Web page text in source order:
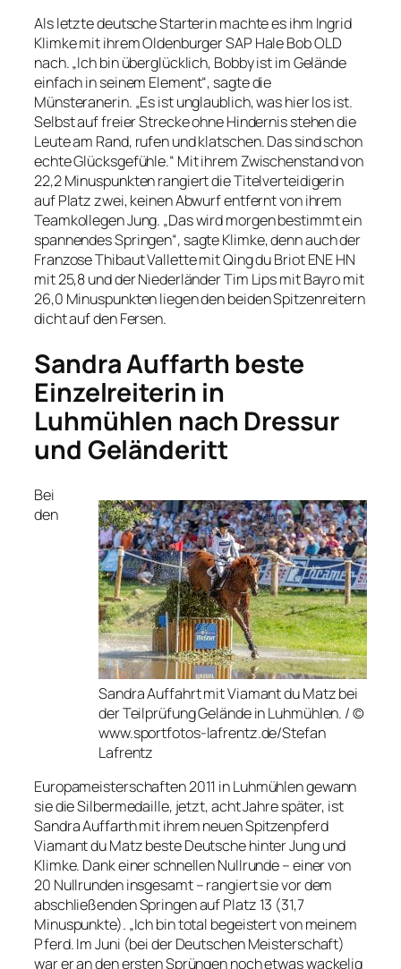
Als letzte deutsche Starterin machte es ihm Ingrid
Klimke mit ihrem Oldenburger SAP Hale Bob OLD
nach. „Ich bin überglücklich, Bobby ist im Gelände
einfach in seinem Element“, sagte die
Münsteranerin. „Es ist unglaublich, was hier los ist.
Selbst auf freier Strecke ohne Hindernis stehen die
Leute am Rand, rufen und klatschen. Das sind schon
echte Glücksgefühle.“ Mit ihrem Zwischenstand von
22,2 Minuspunkten rangiert die Titelverteidigerin
auf Platz zwei, keinen Abwurf entfernt von ihrem
Teamkollegen Jung. „Das wird morgen bestimmt ein
spannendes Springen“, sagte Klimke, denn auch der
Franzose Thibaut Vallette mit Qing du Briot ENE HN
mit 25,8 und der Niederländer Tim Lips mit Bayro mit
26,0 Minuspunkten liegen den beiden Spitzenreitern
dicht auf den Fersen.
Sandra Auffarth beste
Einzelreiterin in
Luhmühlen nach Dressur
und Geländeritt
Sandra Auffahrt mit Viamant du Matz bei
der Teilprüfung Gelände in Luhmühlen. / ©
www.sportfotos-lafrentz.de/Stefan
Lafrentz
Bei
den
Europameisterschaften 2011 in Luhmühlen gewann
sie die Silbermedaille, jetzt, acht Jahre später, ist
Sandra Auffarth mit ihrem neuen Spitzenpferd
Viamant du Matz beste Deutsche hinter Jung und
Klimke. Dank einer schnellen Nullrunde – einer von
20 Nullrunden insgesamt – rangiert sie vor dem
abschließenden Springen auf Platz 13 (31,7
Minuspunkte). „Ich bin total begeistert von meinem
Pferd. Im Juni (bei der Deutschen Meisterschaft)
war er an den ersten Sprüngen noch etwas wackelig